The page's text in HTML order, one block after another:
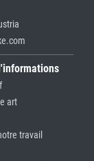
art
travail